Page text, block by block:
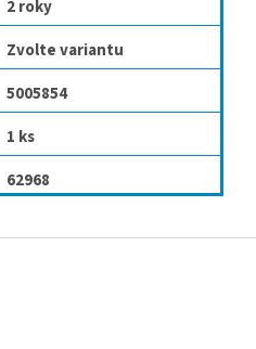
2 roky
Zvolte variantu
5005854
1 ks
62968